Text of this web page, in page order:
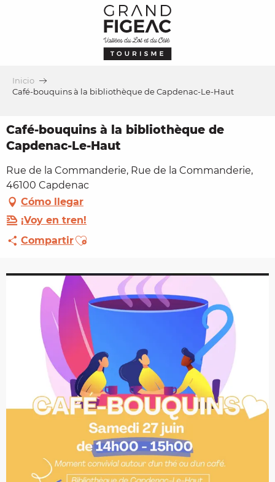
Inicio
Café-bouquins à la bibliothèque de Capdenac-Le-Haut
Café-bouquins à la bibliothèque de
Capdenac-Le-Haut
Rue de la Commanderie, Rue de la Commanderie,
46100 Capdenac
Cómo llegar
¡Voy en tren!
CompartirAjouter aux favoris